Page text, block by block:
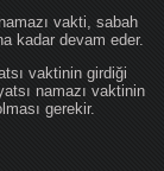
vakti, sabah
kadar devam eder.
vaktinin girdiği
namazı vaktinin
gerekir.